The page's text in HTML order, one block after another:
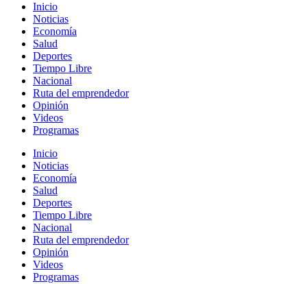
Inicio
Noticias
Economía
Salud
Deportes
Tiempo Libre
Nacional
Ruta del emprendedor
Opinión
Videos
Programas
Inicio
Noticias
Economía
Salud
Deportes
Tiempo Libre
Nacional
Ruta del emprendedor
Opinión
Videos
Programas